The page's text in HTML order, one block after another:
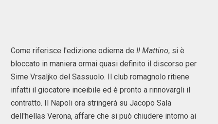
Come riferisce l'edizione odierna de Il Mattino, si è
bloccato in maniera ormai quasi definito il discorso per
Sime Vrsaljko del Sassuolo. Il club romagnolo ritiene
infatti il giocatore inceibile ed è pronto a rinnovargli il
contratto. Il Napoli ora stringerà su Jacopo Sala
dell'hellas Verona, affare che si può chiudere intorno ai